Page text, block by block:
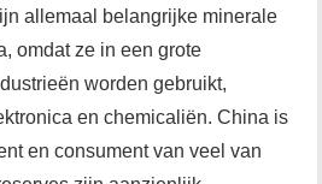
allemaal belangrijke minerale
omdat ze in een grote
worden gebruikt,
en chemicaliën. China is
en consument van veel van